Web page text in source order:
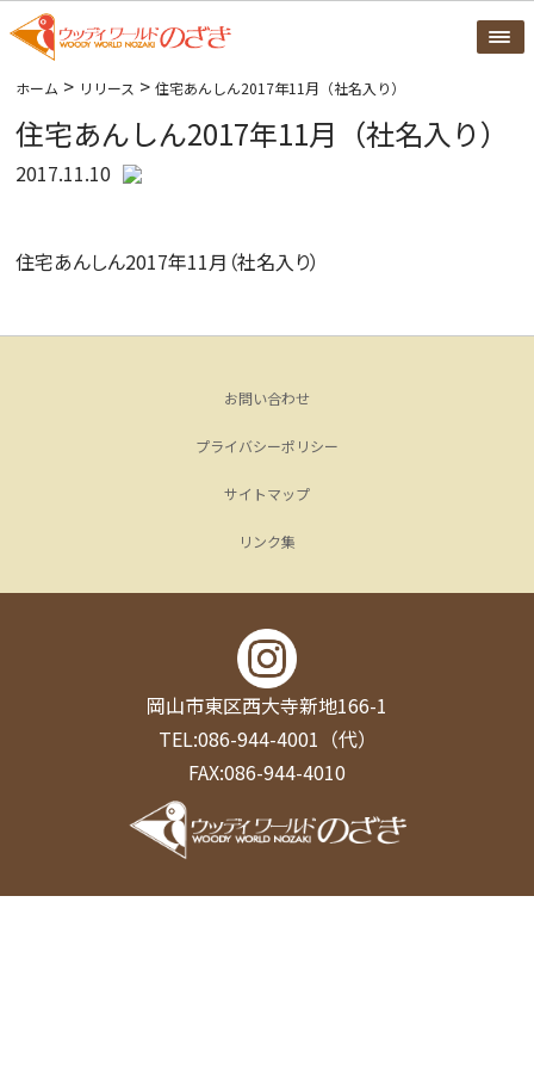
ホーム > リリース >住宅あんしん2017年11月（社名入り）
住宅あんしん2017年11月（社名入り）
2017.11.10
住宅あんしん2017年11月（社名入り）
お問い合わせ
プライバシーポリシー
サイトマップ
リンク集
岡山市東区西大寺新地166-1
TEL:086-944-4001（代）
FAX:086-944-4010